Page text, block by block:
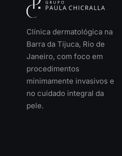
Clínica dermatológica na
Barra da Tijuca, Rio de
Janeiro, com foco em
procedimentos
minimamente invasivos e
no cuidado integral da
pele.